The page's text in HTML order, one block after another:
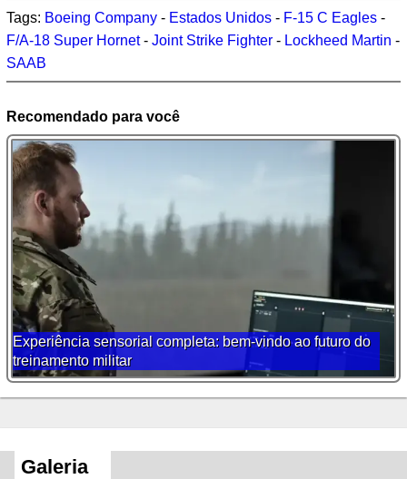
Tags: Boeing Company - Estados Unidos - F-15 C Eagles -
F/A-18 Super Hornet- Joint Strike Fighter - Lockheed Martin -
SAAB
Recomendado para você
Experiência sensorial completa: bem-vindo ao futuro do
treinamento militar
Galeria